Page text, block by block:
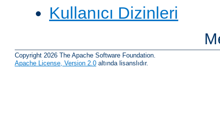
Kullanıcı Dizinleri
Copyright 2026 The Apache Software Foundation.
Apache License, Version 2.0 altında lisanslıdır.